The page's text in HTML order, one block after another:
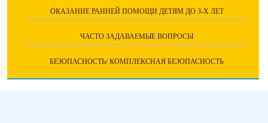
ОКАЗАНИЕ РАННЕЙ ПОМОЩИ ДЕТЯМ ДО 3-Х ЛЕТ
ЧАСТО ЗАДАВАЕМЫЕ ВОПРОСЫ
БЕЗОПАСНОСТЬ/ КОМПЛЕКСНАЯ БЕЗОПАСНОСТЬ